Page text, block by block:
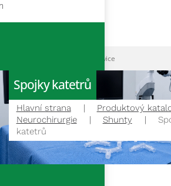
Spojky katetrů
Hlavní strana
Produktový
Neurochirurgie
Shunty
katetrů